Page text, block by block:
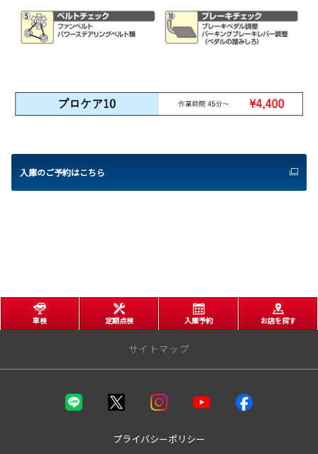
入庫のご予約はこちら
車検 定期点検 入庫予約 お店を探す
サイトマップ
トップページ
プライバシーポリシー